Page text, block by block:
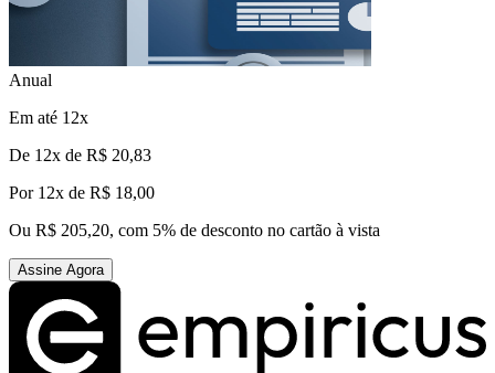
Anual
Em até 12x
De 12x de R$ 20,83
Por 12x de R$ 18,00
Ou R$ 205,20, com 5% de desconto no cartão à vista
Assine Agora